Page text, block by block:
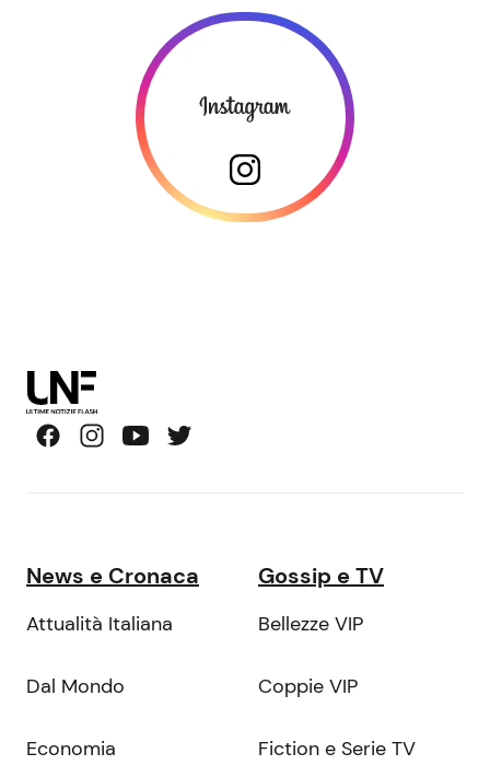
News e Cronaca
Attualità Italiana
Dal Mondo
Economia
Gossip e TV
Bellezze VIP
Coppie VIP
Fiction e Serie TV